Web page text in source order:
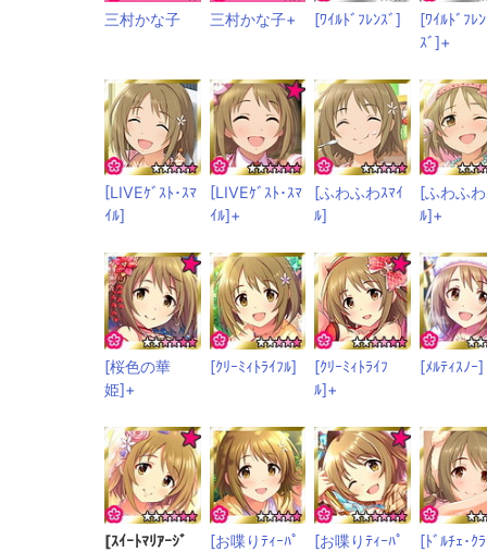
三村かな子 三村かな子+ [ﾜｲﾙﾄﾞﾌﾚﾝｽﾞ]
[ﾜｲﾙﾄﾞﾌﾚﾝ
ｽﾞ]+
[LIVEｹﾞｽﾄ･ｽﾏ
ｲﾙ]
[LIVEｹﾞｽﾄ･ｽﾏ
ｲﾙ]+
[ふわふわｽﾏｲ
ﾙ]
[ふわふ
ﾙ]+
[桜色の華
姫]+
[ｸﾘｰﾐｨﾄﾗｲﾌﾙ]
[ｸﾘｰﾐｨﾄﾗｲﾌ
ﾙ]+
[ﾒﾙﾃｨｽﾉｰ]
[ｽｲｰﾄﾏﾘｱｰｼﾞ
[お喋りﾃｨｰﾊﾟ
[お喋りﾃｨｰﾊﾟ
[ﾄﾞﾙﾁｪ･ｸ